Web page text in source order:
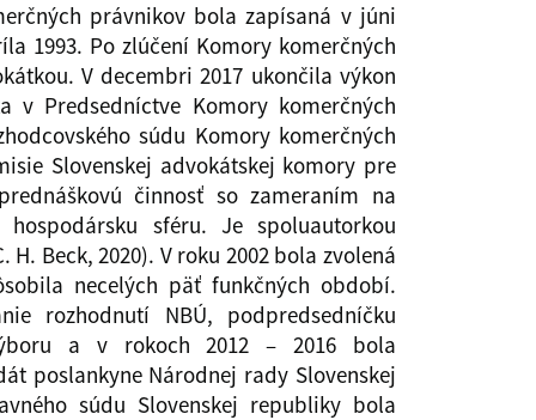
právnikov bola zapísaná v júni
1993. Po zlúčení Komory komerčných
V decembri 2017 ukončila výkon
v Predsedníctve Komory komerčných
súdu Komory komerčných
Slovenskej advokátskej komory pre
činnosť so zameraním na
sféru. Je spoluautorkou
Beck, 2020). V roku 2002 bola zvolená
necelých päť funkčných období.
rozhodnutí NBÚ, podpredsedníčku
a v rokoch 2012 – 2016 bola
poslankyne Národnej rady Slovenskej
súdu Slovenskej republiky bola